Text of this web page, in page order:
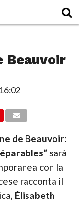
Beauvoir
de Beauvoir:
sarà
con la
racconta il
Élisabeth